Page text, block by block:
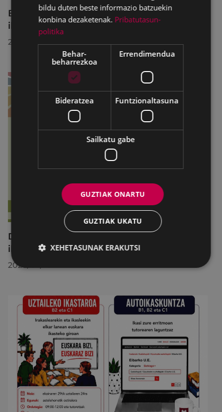
B2 eta C1 mailetako azterketak prestatzeko
ikastaro laburra Udal Euskaltegian
2026/07/13
Debabarreneko 36 gazte aritu dira Begirale
ikastaroan
2026/07/10
bildu duten beste informazio batzuekin
konbina dezaketenak. Pribatutasun-
politika
Behar-
beharrezkoa
Errendimendua
Bideratzea Funtzionaltasuna
Sailkatu gabe
GUZTIAK ONARTU
GUZTIAK UKATU
XEHETASUNAK ERAKUTSI